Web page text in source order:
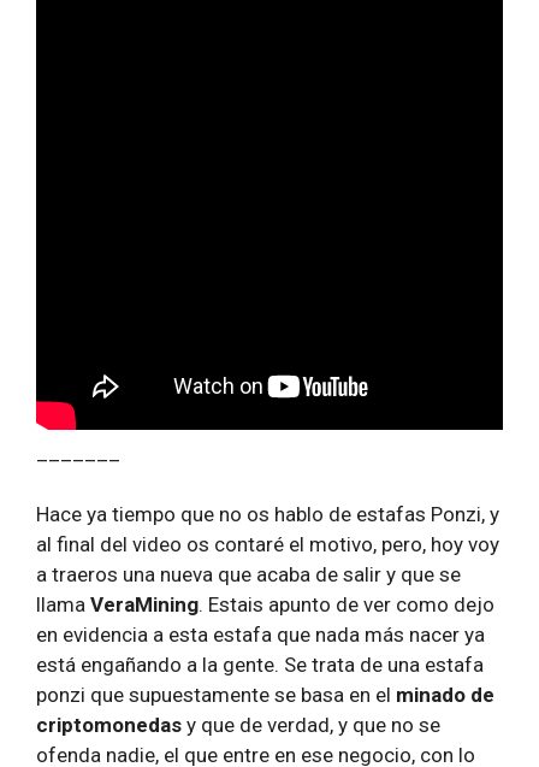
Hace ya tiempo que no os hablo de estafas Ponzi, y
al final del video os contaré el motivo, pero, hoy voy
a traeros una nueva que acaba de salir y que se
llama VeraMining. Estais apunto de ver como dejo
en evidencia a esta estafa que nada más nacer ya
está engañando a la gente. Se trata de una estafa
ponzi que supuestamente se basa en el minado de
criptomonedas y que de verdad, y que no se
ofenda nadie, el que entre en ese negocio, con lo